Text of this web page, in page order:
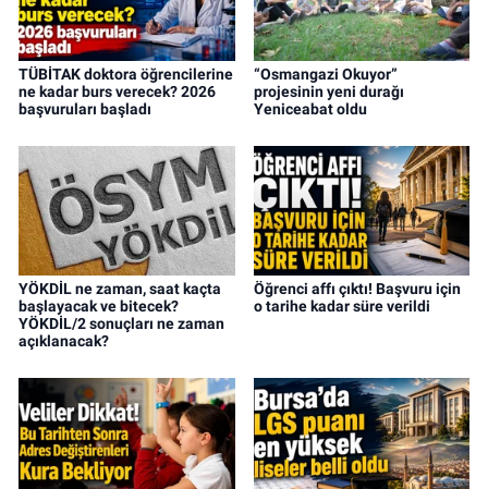
TÜBİTAK doktora öğrencilerine
ne kadar burs verecek? 2026
başvuruları başladı
“Osmangazi Okuyor”
projesinin yeni durağı
Yeniceabat oldu
YÖKDİL ne zaman, saat kaçta
başlayacak ve bitecek?
YÖKDİL/2 sonuçları ne zaman
açıklanacak?
Öğrenci affı çıktı! Başvuru için
o tarihe kadar süre verildi